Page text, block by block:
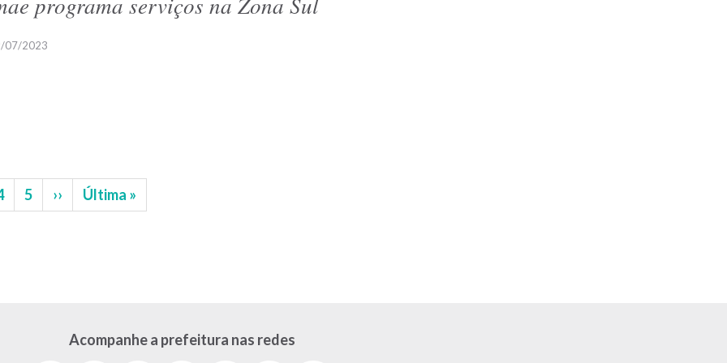
07/2023
Página
5
Próxima
página
››
Última
página
Última »
Acompanhe a prefeitura nas redes